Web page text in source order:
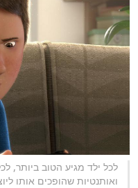
לכל ילד מגיע הטוב ביותר,
ואותנטיות שהופכים אותו